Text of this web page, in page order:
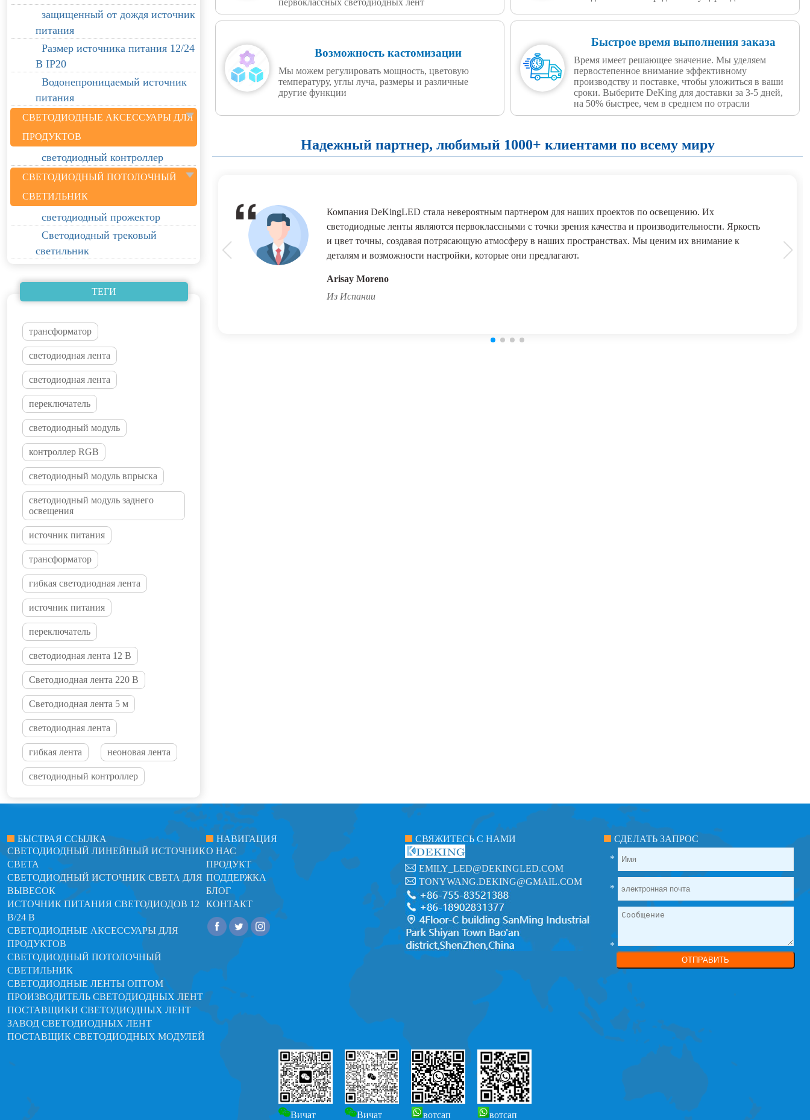
защищенный от дождя источник
питания
Размер источника питания 12/24
В IP20
Водонепроницаемый источник
питания
СВЕТОДИОДНЫЕ АКСЕССУАРЫ ДЛЯ
ПРОДУКТОВ
светодиодный контроллер
СВЕТОДИОДНЫЙ ПОТОЛОЧНЫЙ
СВЕТИЛЬНИК
светодиодный прожектор
Светодиодный трековый
светильник
ТЕГИ
трансформатор
светодиодная лента
светодиодная лента
переключатель
светодиодный модуль
контроллер RGB
светодиодный модуль впрыска
светодиодный модуль заднего
освещения
источник питания
трансформатор
гибкая светодиодная лента
источник питания
переключатель
светодиодная лента 12 В
Светодиодная лента 220 В
Светодиодная лента 5 м
светодиодная лента
гибкая лента неоновая лента
светодиодный контроллер
первоклассных светодиодных лент
Возможность кастомизации
Мы можем регулировать мощность, цветовую
температуру, углы луча, размеры и различные
другие функции
Быстрое время выполнения заказа
Время имеет решающее значение. Мы уделяем
первостепенное внимание эффективному
производству и поставке, чтобы уложиться в ваши
сроки. Выберите DeKing для доставки за 3-5 дней,
на 50% быстрее, чем в среднем по отрасли
Надежный партнер, любимый 1000+ клиентами по всему миру
Компания DeKingLED стала невероятным партнером для наших проектов по освещению. Их
светодиодные ленты являются первоклассными с точки зрения качества и производительности. Яркость
и цвет точны, создавая потрясающую атмосферу в наших пространствах. Мы ценим их внимание к
деталям и возможности настройки, которые они предлагают.
Arisay Moreno
Из Испании
БЫСТРАЯ ССЫЛКА
СВЕТОДИОДНЫЙ ЛИНЕЙНЫЙ ИСТОЧНИК
СВЕТА
СВЕТОДИОДНЫЙ ИСТОЧНИК СВЕТА ДЛЯ
ВЫВЕСОК
ИСТОЧНИК ПИТАНИЯ СВЕТОДИОДОВ 12
В/24 В
СВЕТОДИОДНЫЕ АКСЕССУАРЫ ДЛЯ
ПРОДУКТОВ
СВЕТОДИОДНЫЙ ПОТОЛОЧНЫЙ
СВЕТИЛЬНИК
СВЕТОДИОДНЫЕ ЛЕНТЫ ОПТОМ
ПРОИЗВОДИТЕЛЬ СВЕТОДИОДНЫХ ЛЕНТ
ПОСТАВЩИКИ СВЕТОДИОДНЫХ ЛЕНТ
ЗАВОД СВЕТОДИОДНЫХ ЛЕНТ
ПОСТАВЩИК СВЕТОДИОДНЫХ МОДУЛЕЙ
НАВИГАЦИЯ
О НАС
ПРОДУКТ
ПОДДЕРЖКА
БЛОГ
КОНТАКТ
СВЯЖИТЕСЬ С НАМИ
EMILY_LED@DEKINGLED.COM
TONYWANG.DEKING@GMAIL.COM
СДЕЛАТЬ ЗАПРОС
*
*
*
ОТПРАВИТЬ
Вичат Вичат вотсап вотсап